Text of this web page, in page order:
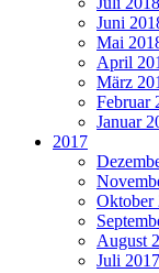
Juni
Mai
April
März
Februar
Januar
2017
Oktober
August
Juli 2017